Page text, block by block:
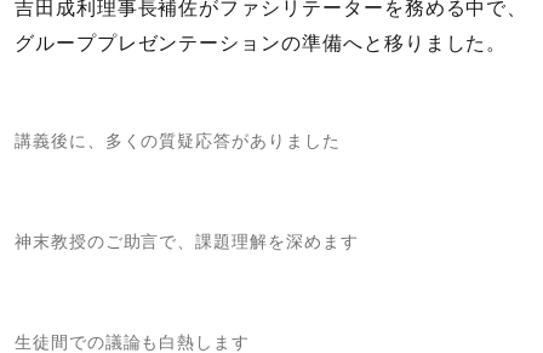
吉田成利理事長補佐がファシリテーターを務める中で、
グループプレゼンテーションの準備へと移りました。
講義後に、多くの質疑応答がありました
神末教授のご助言で、課題理解を深めます
生徒間での議論も白熱します